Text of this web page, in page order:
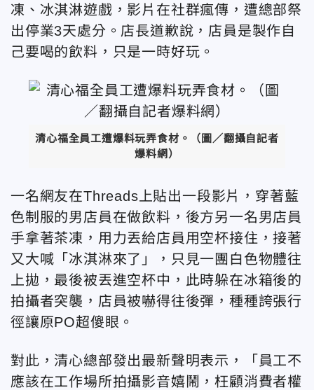
凍、冰淇淋遊戲，影片在社群瘋傳，遭總部祭
出停業3天處分。店長道歉說，店員是製作自
己要喝的飲料，只是一時好玩。
清心福全員工遭爆料玩弄食材。（圖／翻攝自記者
爆料網）
一名網友在Threads上貼出一段影片，穿著藍
色制服的男店員在做飲料，後方另一名男店員
手拿著茶凍，用力丟給店員用空杯接住，接著
又大喊「冰淇淋來了」，只見一團白色物體往
上拋，最後被丟進空杯中，此時躲在冰箱後的
拍攝者突襲，店員被嚇得往後彈，種種誇張行
徑讓原PO超傻眼。
對此，清心總部發出最新聲明表示，「員工不
應該在工作場所拍攝影音嬉鬧，枉顧消費者權